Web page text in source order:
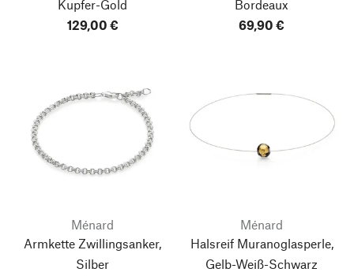
Kupfer-Gold
129,00 €
Bordeaux
69,90 €
Ménard
Armkette Zwillingsanker,
Silber
Ménard
Halsreif Muranoglasperle,
Gelb-Weiß-Schwarz